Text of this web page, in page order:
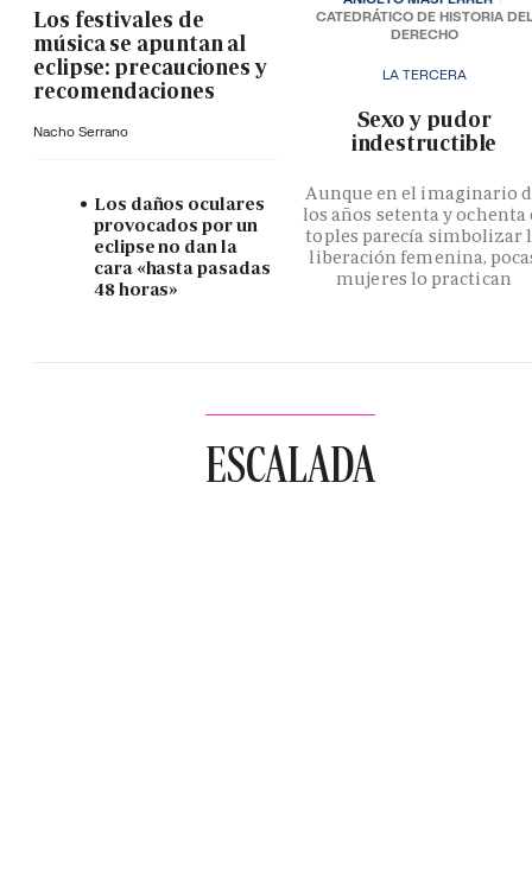
Los festivales de
música se apuntan al
eclipse: precauciones y
recomendaciones
Nacho Serrano
Los daños oculares
provocados por un
eclipse no dan la
cara «hasta pasadas
48 horas»
LA TERCERA
­Sexo y pudor
indestructible
Aunque en el imaginario
los años setenta y ochenta
toples parecía simbolizar
liberación femenina,
mujeres lo practican
CATEDRÁTICO DE HISTORIA DEL
DERECHO
ESCALADA